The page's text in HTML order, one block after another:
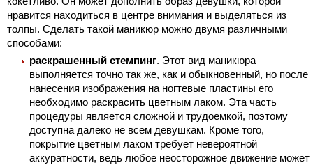
нравится находиться в центре внимания и выделяться из
толпы. Сделать такой маникюр можно двумя различными
способами:
раскрашенный стемпинг. Этот вид маникюра
выполняется точно так же, как и обыкновенный, но после
нанесения изображения на ногтевые пластины его
необходимо раскрасить цветным лаком. Эта часть
процедуры является сложной и трудоемкой, поэтому
доступна далеко не всем девушкам. Кроме того,
покрытие цветным лаком требует невероятной
аккуратности, ведь любое неосторожное движение может